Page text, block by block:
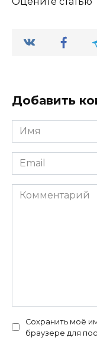
Добавить
Имя
*
Email
*
Комментарий
Сохранить моё
браузере для